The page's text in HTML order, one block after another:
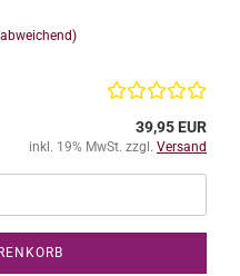
39,95 EUR
inkl. 19% MwSt. zzgl. Versand